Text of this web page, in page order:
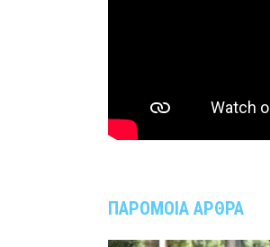
ΠΑΡΟΜΟΙΑ ΑΡΘΡΑ